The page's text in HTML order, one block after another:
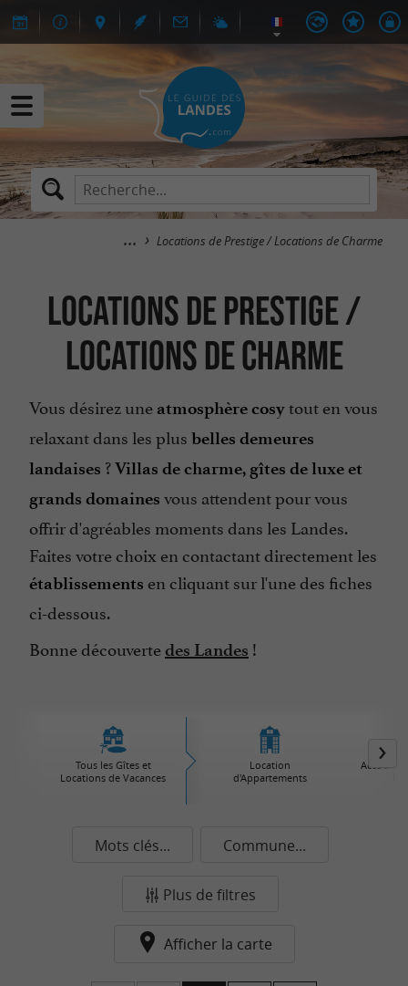
Locations de Prestige / Locations de Charme
Locations de Prestige /
Locations de Charme
Vous désirez une atmosphère cosytout en vous
relaxant dans les plus belles demeures
landaises ?Villas de charme, gîtes de luxe et
grands domaines vous attendent pour vous
offrir d'agréables moments dans les Landes.
Faites votre choix en contactant directement les
établissements en cliquant sur l'une des fiches
ci-dessous.
Bonne découvertedes Landes !
Tous les Gîtes et
Locations de Vacances
Location
d'Appartements
Accueil à
Mots clés... Commune...
Plus de filtres
Afficher la carte